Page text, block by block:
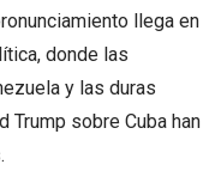
llega en
donde las
y las duras
Trump sobre Cuba han